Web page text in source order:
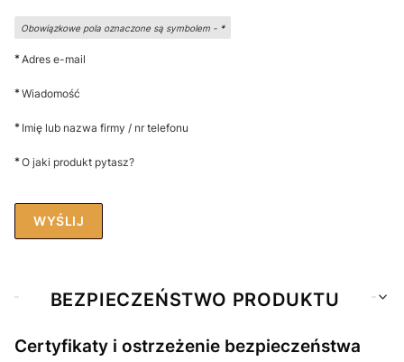
Obowiązkowe pola oznaczone są symbolem - *
*Adres e-mail
*Wiadomość
* Imię lub nazwa firmy / nr telefonu
*O jaki produkt pytasz?
WYŚLIJ
BEZPIECZEŃSTWO PRODUKTU
Certyfikaty i ostrzeżenie bezpieczeństwa